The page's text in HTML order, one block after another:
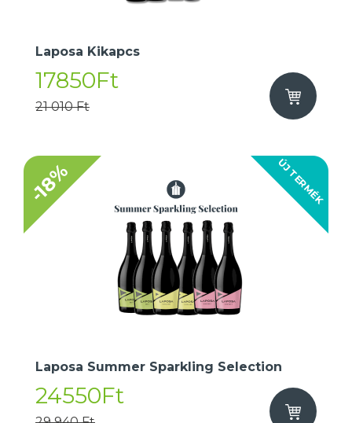
Laposa Kikapcs
17850Ft
21 010 Ft
ÚJ TERMÉK
-18%
Laposa Summer Sparkling Selection
24550Ft